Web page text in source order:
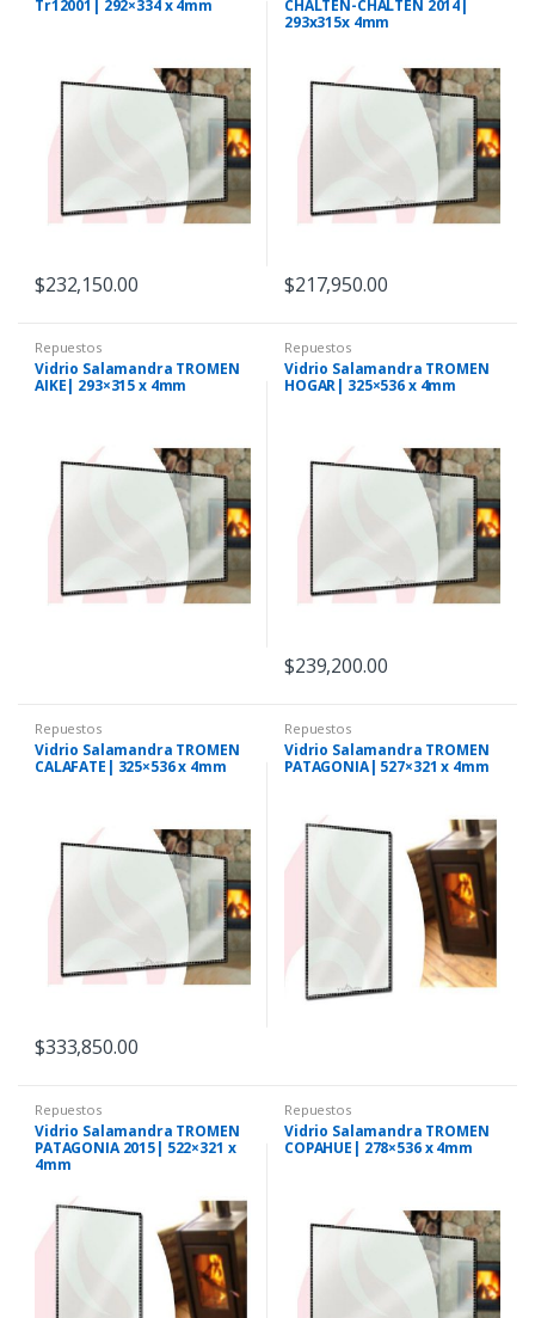
Tr12001| 292×334 x 4mm
$232,150.00
CHALTEN-CHALTEN 2014|
293x315x 4mm
$217,950.00
Repuestos
Vidrio Salamandra TROMEN
AIKE| 293×315 x 4mm
Repuestos
Vidrio Salamandra TROMEN
HOGAR| 325×536 x 4mm
$239,200.00
Repuestos
Vidrio Salamandra TROMEN
CALAFATE| 325×536 x 4mm
$333,850.00
Repuestos
Vidrio Salamandra TROMEN
PATAGONIA| 527×321 x 4mm
Repuestos
Vidrio Salamandra TROMEN
PATAGONIA 2015| 522×321 x
4mm
Repuestos
Vidrio Salamandra TROMEN
COPAHUE| 278×536 x 4mm